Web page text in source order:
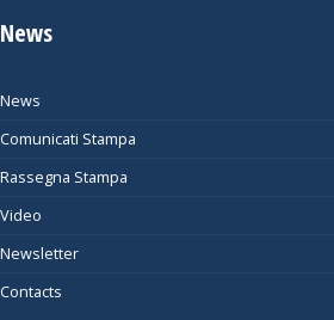
News
News
Comunicati Stampa
Rassegna Stampa
Video
Newsletter
Contacts